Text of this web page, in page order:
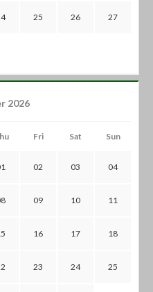
25 26 27
2026
Fri Sat Sun
02 03 04
09 10 11
16 17 18
23 24 25